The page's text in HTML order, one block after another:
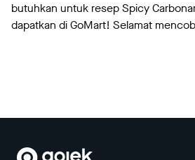
butuhkan untuk resep Spicy
dapatkan di GoMart! Selamat